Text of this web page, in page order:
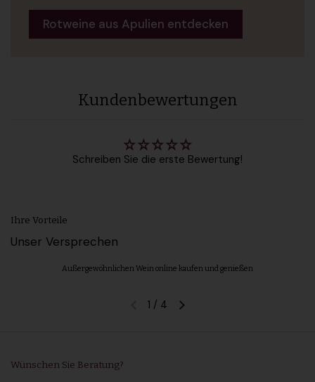
Rotweine aus Apulien entdecken
Kundenbewertungen
Schreiben Sie die erste Bewertung!
Ihre Vorteile
Unser Versprechen
Außergewöhnlichen Wein online kaufen und genießen
Vorherige FolieNächste Folie
1 / 4
Wünschen Sie Beratung?